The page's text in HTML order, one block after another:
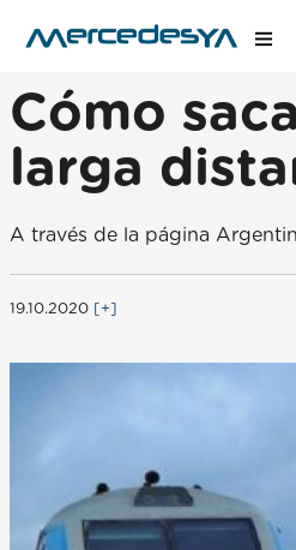
Cómo
larga
A través de la página
19.10.2020 [+]